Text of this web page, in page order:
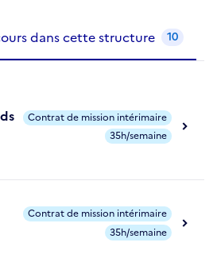
dans cette structure 10
Contrat de mission intérimaire
35h/semaine
Contrat de mission intérimaire
35h/semaine